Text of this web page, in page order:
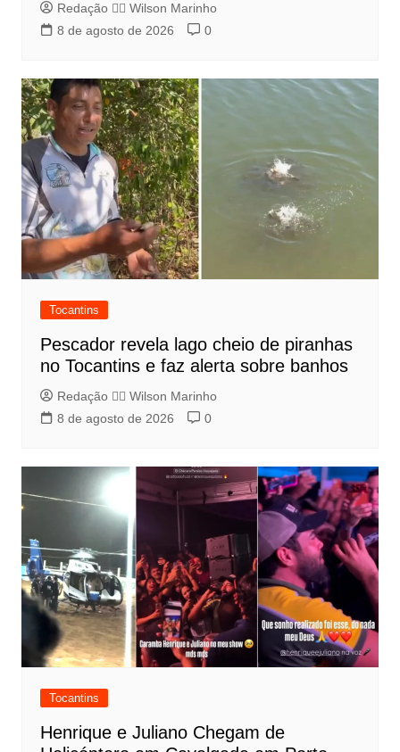
Redação 👨‍⚖️​ Wilson Marinho
8 de agosto de 2026
0
Tocantins
Pescador revela lago cheio de piranhas
no Tocantins e faz alerta sobre banhos
Redação 👨‍⚖️​ Wilson Marinho
8 de agosto de 2026
0
Tocantins
Henrique e Juliano Chegam de